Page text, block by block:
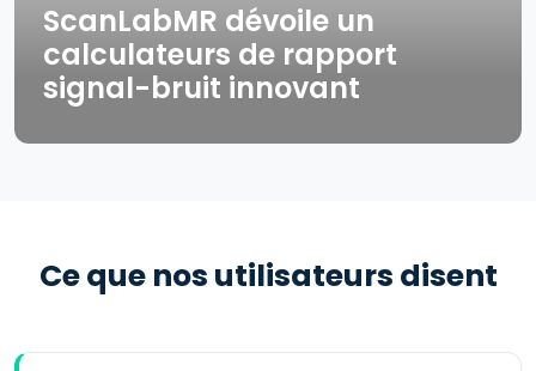
ScanLabMR dévoile un
calculateurs de rapport
signal-bruit innovant
Ce que nos utilisateurs disent